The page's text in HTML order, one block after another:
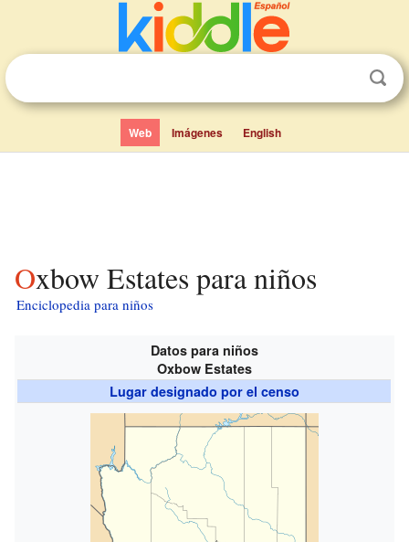
Web Imágenes English
Oxbow Estates para niños
Enciclopedia para niños
Datos para niños
Oxbow Estates
Lugar designado por el censo